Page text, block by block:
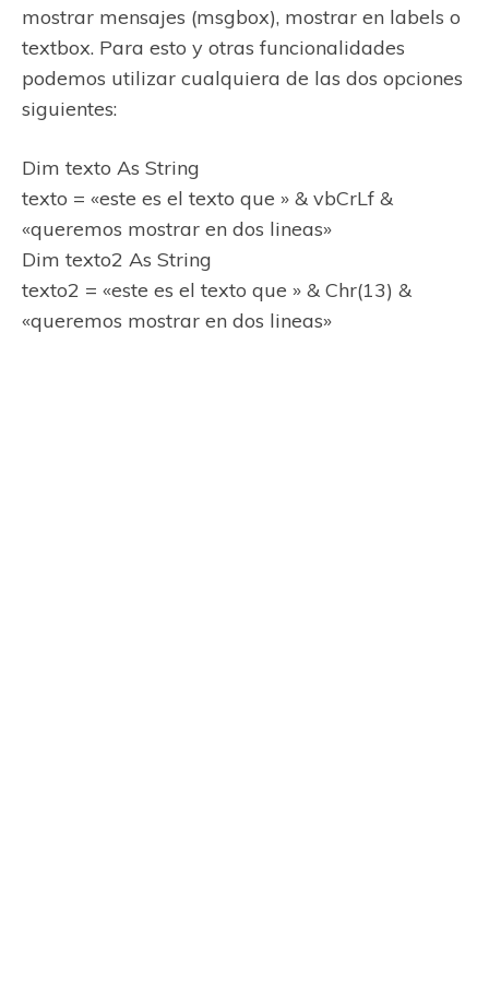
mostrar mensajes (msgbox), mostrar en labels o
textbox. Para esto y otras funcionalidades
podemos utilizar cualquiera de las dos opciones
siguientes:
Dim texto As String
texto = «este es el texto que » & vbCrLf &
«queremos mostrar en dos lineas»
Dim texto2 As String
texto2 = «este es el texto que » & Chr(13) &
«queremos mostrar en dos lineas»